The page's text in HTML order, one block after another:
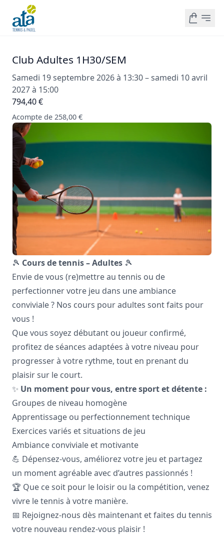
Club Adultes 1H30/SEM
Samedi 19 septembre 2026 à 13:30 – samedi 10 avril
2027 à 15:00
794,40 €
Acompte de 258,00 €
🎾 Cours de tennis – Adultes 🎾
Envie de vous (re)mettre au tennis ou de
perfectionner votre jeu dans une ambiance
conviviale ? Nos cours pour adultes sont faits pour
vous !
Que vous soyez débutant ou joueur confirmé,
profitez de séances adaptées à votre niveau pour
progresser à votre rythme, tout en prenant du
plaisir sur le court.
✨ Un moment pour vous, entre sport et détente :
Groupes de niveau homogène
Apprentissage ou perfectionnement technique
Exercices variés et situations de jeu
Ambiance conviviale et motivante
💪 Dépensez-vous, améliorez votre jeu et partagez
un moment agréable avec d’autres passionnés !
🏆 Que ce soit pour le loisir ou la compétition, venez
vivre le tennis à votre manière.
📅 Rejoignez-nous dès maintenant et faites du tennis
votre nouveau rendez-vous plaisir !